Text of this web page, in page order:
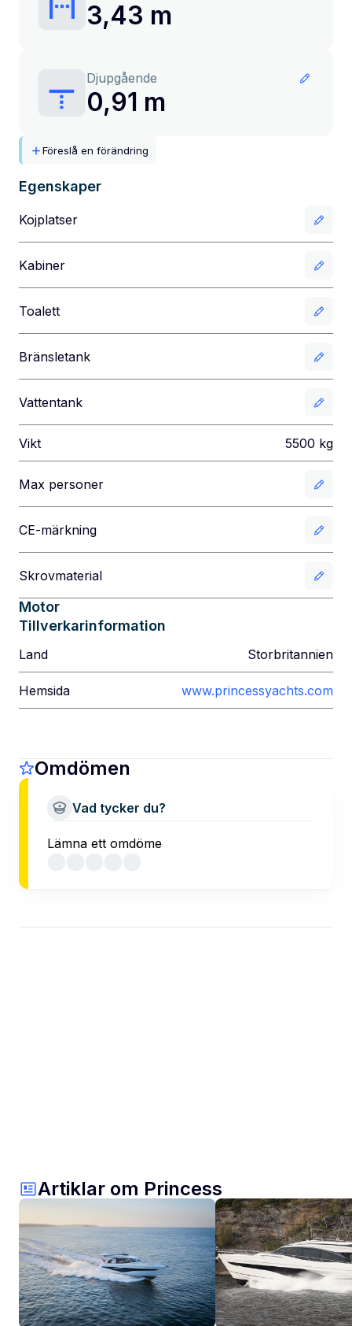
3,43 m
Djupgående
0,91 m
Föreslå en förändring
Egenskaper
Kojplatser
Kabiner
Toalett
Bränsletank
Vattentank
Vikt 5500 kg
Max personer
CE-märkning
Skrovmaterial
Motor
Tillverkarinformation
Land Storbritannien
Hemsida www.princessyachts.com
Omdömen
Vad tycker du?
Lämna ett omdöme
Artiklar om Princess